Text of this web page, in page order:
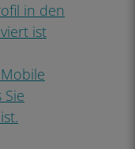
in den
ist
Sie